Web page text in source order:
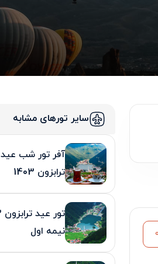
سایر تورهای مشابه
آفر تور شب عید
ترابزون 1403
نیمه اول